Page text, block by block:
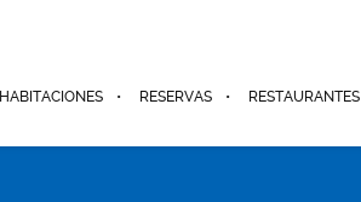
HABITACIONES RESERVAS RESTAURANTES